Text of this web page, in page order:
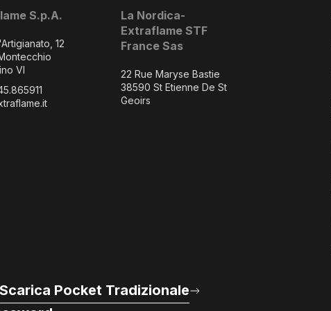
S.p.A.
12
VI
La Nordica-
Extraflame STF
France Sas
22 Rue Maryse Bastie
38590 St Etienne De St
Geoirs
Scarica Pocket Tradizionale